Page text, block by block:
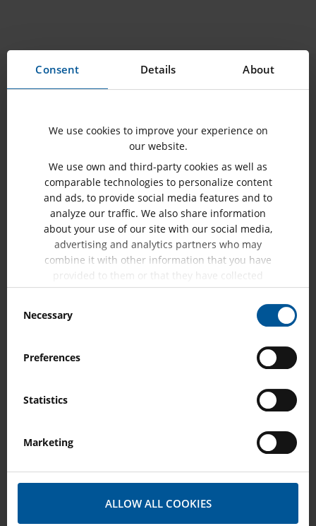
Consent Details About
We use cookies to improve your experience on
our website.
We use own and third-party cookies as well as
comparable technologies to personalize content
and ads, to provide social media features and to
analyze our traffic. We also share information
about your use of our site with our social media,
advertising and analytics partners who may
combine it with other information that you have
provided to them or that they have collected
from your use of their services.
Necessary
Preferences
Statistics
Marketing
ALLOW ALL COOKIES
솔루션 대상:
Protection Systems with IEC 61850